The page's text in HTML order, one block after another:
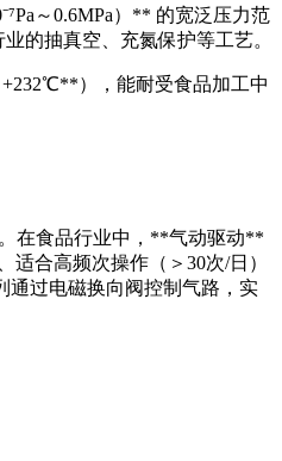
～0.6MPa）** 的宽泛压力范
的抽真空、充氮保护等工艺。
），能耐受食品加工中
在食品行业中，**气动驱动**
适合高频次操作（＞30次/日）
通过电磁换向阀控制气路，实